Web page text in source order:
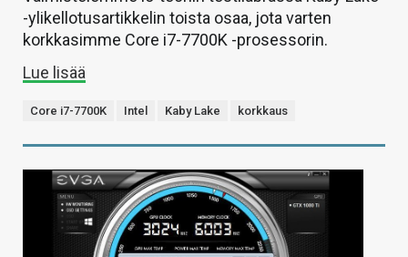
-ylikellotusartikkelin toista osaa, jota varten
korkkasimme Core i7-7700K -prosessorin.
Lue lisää
Core i7-7700K Intel Kaby Lake korkkaus